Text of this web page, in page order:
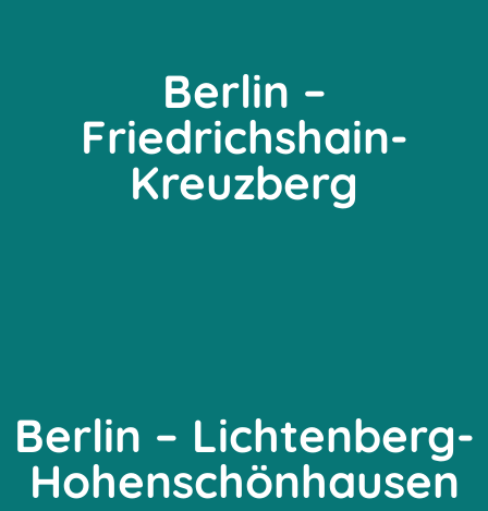
Berlin –
Friedrichshain-
Kreuzberg
Berlin – Lichtenberg-
Hohenschönhausen